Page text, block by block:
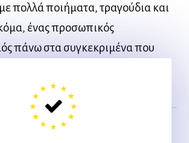
πολλά ποιήματα, τραγούδια και
ένας προσωπικός
πάνω στα συγκεκριμένα που
φέρει σίγουρα το καλύτερο
τα παιδιά.